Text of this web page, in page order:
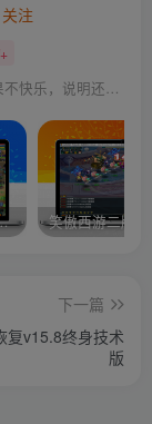
关注
渡劫化圣助战最新BB谛听…. 笑傲西游二版-
下一篇
复v15.8终身技术
版